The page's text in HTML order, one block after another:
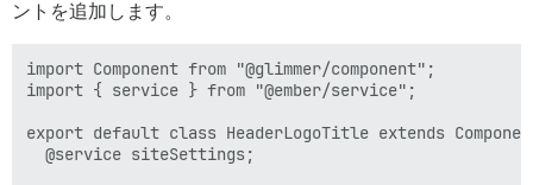
ントを追加します。
import Component from "@glimmer/component";
import { service } from "@ember/service";
export default class HeaderLogoTitle extends
  @service siteSettings;